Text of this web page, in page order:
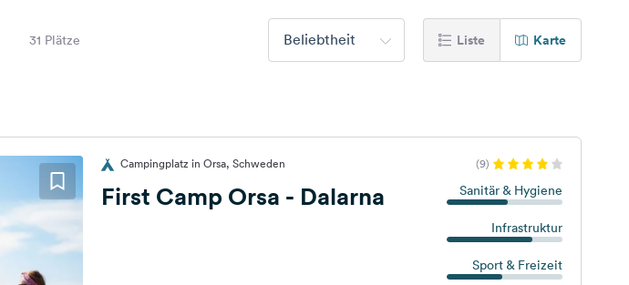
31 Plätze Beliebtheit Liste Karte
Campingplatz in Orsa, Schweden (9)
First Camp Orsa - Dalarna Sanitär & Hygiene
Infrastruktur
Sport & Freizeit